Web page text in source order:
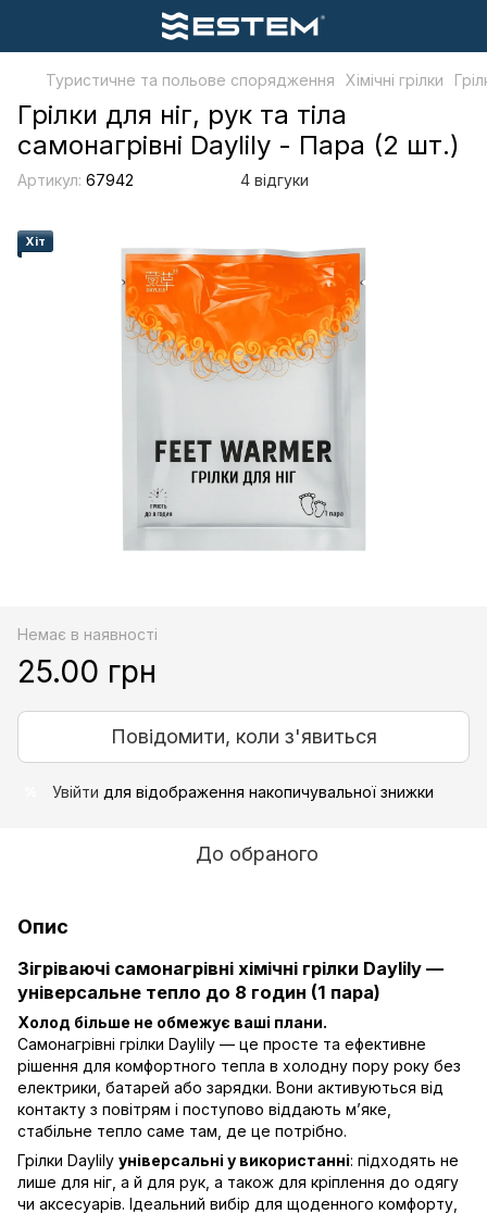
Туристичне та польове спорядження Хімічні грілки
Грілки для ніг, рук та тіла
самонагрівні Daylily - Пара (2 шт.)
Артикул: 67942 4 відгуки
Хіт
Немає в наявності
25.00 грн
Повідомити, коли з'явиться
Увійти для відображення накопичувальної знижки
До обраного
Опис
Зігріваючі самонагрівні хімічні грілки Daylily —
універсальне тепло до 8 годин (1 пара)
Холод більше не обмежує ваші плани.
Самонагрівні грілки Daylily — це просте та ефективне
рішення для комфортного тепла в холодну пору року без
електрики, батарей або зарядки. Вони активуються від
контакту з повітрям і поступово віддають м’яке,
стабільне тепло саме там, де це потрібно.
Грілки Daylily універсальні у використанні: підходять не
лише для ніг, а й для рук, а також для кріплення до одягу
чи аксесуарів. Ідеальний вибір для щоденного комфорту,